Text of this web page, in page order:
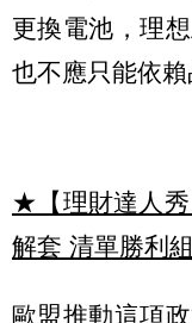
更換電池，理
也不應只能依賴
★【理財達人秀
解套 清單勝利組
歐盟推動這項